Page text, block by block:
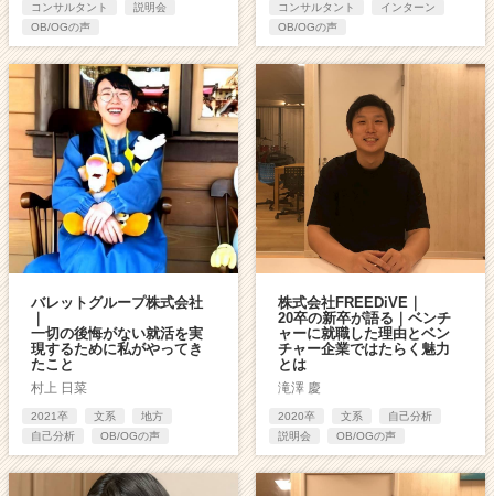
コンサルタント
説明会
OB/OGの声
コンサルタント
インターン
OB/OGの声
バレットグループ株式会社
一切の後悔がない就活を実
現するために私がやってき
たこと
村上 日菜
2021卒 文系
地方
自己分析
OB/OGの声
株式会社FREEDiVE｜
20卒の新卒が語る｜ベンチ
ャーに就職した理由とベン
チャー企業ではたらく魅力
とは
滝澤 慶
2020卒 文系
自己分析
説明会
OB/OGの声